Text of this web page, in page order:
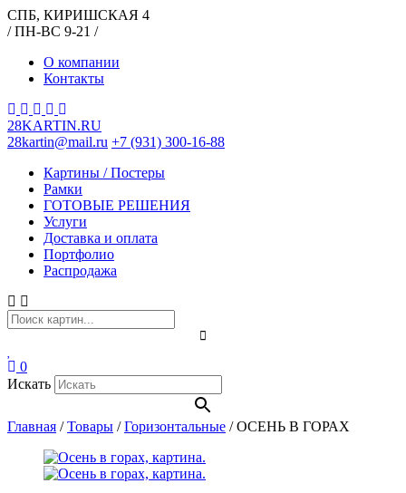
СПБ, КИРИШСКАЯ 4
/ ПН-ВС 9-21 /
О компании
Контакты
28KARTIN.RU
28kartin@mail.ru +7 (931) 300-16-88
Картины / Постеры
Рамки
ГОТОВЫЕ РЕШЕНИЯ
Услуги
Доставка и оплата
Портфолио
Распродажа
0
Искать
Главная /Товары /Горизонтальные /ОСЕНЬ В ГОРАХ